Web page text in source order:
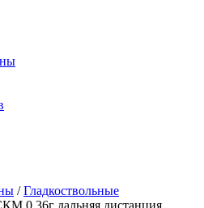
/Гладкоствольные
0 36г дальняя дистанция